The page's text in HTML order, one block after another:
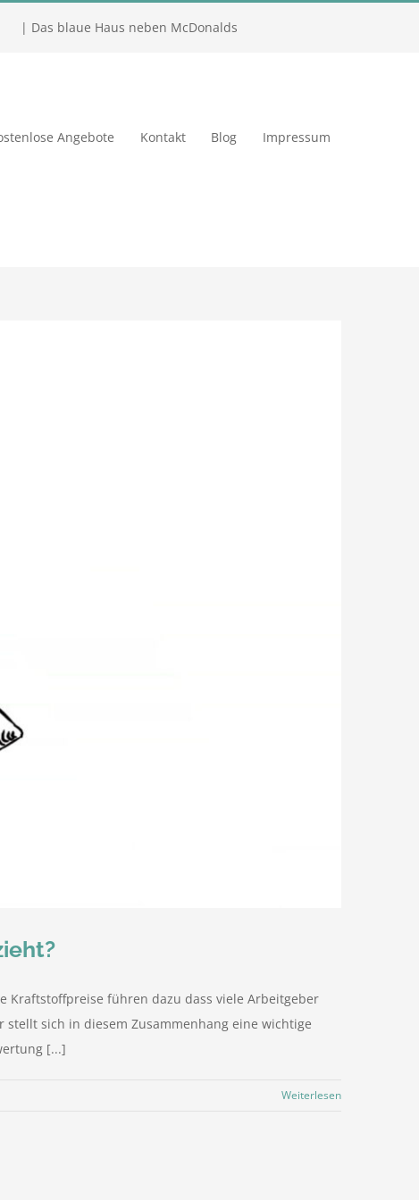
| Das blaue Haus neben McDonalds
Angebote Kontakt Blog Impressum
Kraftstoffpreise führen dazu dass viele Arbeitgeber
sich in diesem Zusammenhang eine wichtige
[...]
Weiterlesen